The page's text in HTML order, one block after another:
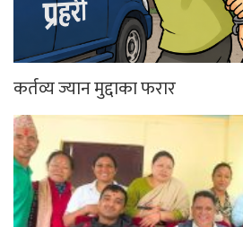
कर्तव्य ज्यान मुद्दाका फरार